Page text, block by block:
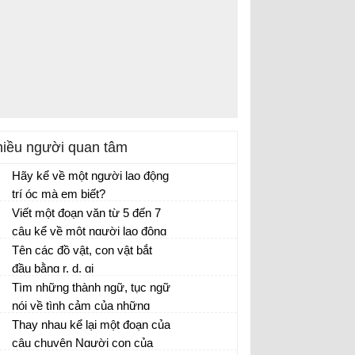
người quan tâm
Hãy kể về một người lao động
trí óc mà em biết?
Kể về người lao động trí óc lớp 3
Viết một đoạn văn từ 5 đến 7
câu kể về một người lao động
trí óc mà em biết
Kể về một người lao động trí óc mà em
biết
Tên các đồ vật, con vật bắt
đầu bằng r, d, gi
Soạn VNEN Tiếng Việt 3
Tìm những thành ngữ, tục ngữ
nói về tình cảm của những
người trong gia đình?
Thay nhau kể lại một đoạn của
câu chuyện Người con của